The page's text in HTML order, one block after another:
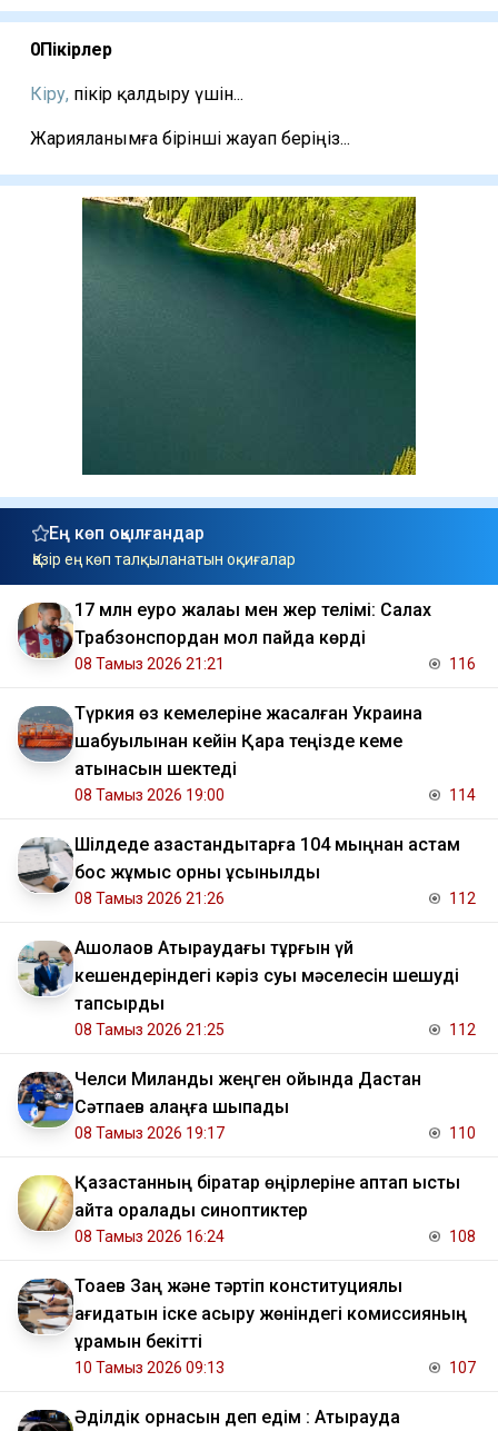
0Пікірлер
Кіру, пікір қалдыру үшін...
Жарияланымға бірінші жауап беріңіз...
Ең көп оқылғандар
Қазір ең көп талқыланатын оқиғалар
17 млн еуро жалақы мен жер телімі: Салах
Трабзонспордан мол пайда көрді
08 Тамыз 2026 21:21 116
Түркия өз кемелеріне жасалған Украина
шабуылынан кейін Қара теңізде кеме
қатынасын шектеді
08 Тамыз 2026 19:00 114
​Шілдеде қазақстандықтарға 104 мыңнан астам
бос жұмыс орны ұсынылды
08 Тамыз 2026 21:26 112
​Ақшолақов Атыраудағы тұрғын үй
кешендеріндегі кәріз суы мәселесін шешуді
тапсырды
08 Тамыз 2026 21:25 112
Челси Миланды жеңген ойында Дастан
Сәтпаев алаңға шықпады
08 Тамыз 2026 19:17 110
Қазақстанның бірқатар өңірлеріне аптап ыстық
қайта оралады синоптиктер
08 Тамыз 2026 16:24 108
Тоқаев Заң және тәртіп конституциялық
қағидатын іске асыру жөніндегі комиссияның
құрамын бекітті
10 Тамыз 2026 09:13 107
Әділдік орнасын деп едім : Атырауда